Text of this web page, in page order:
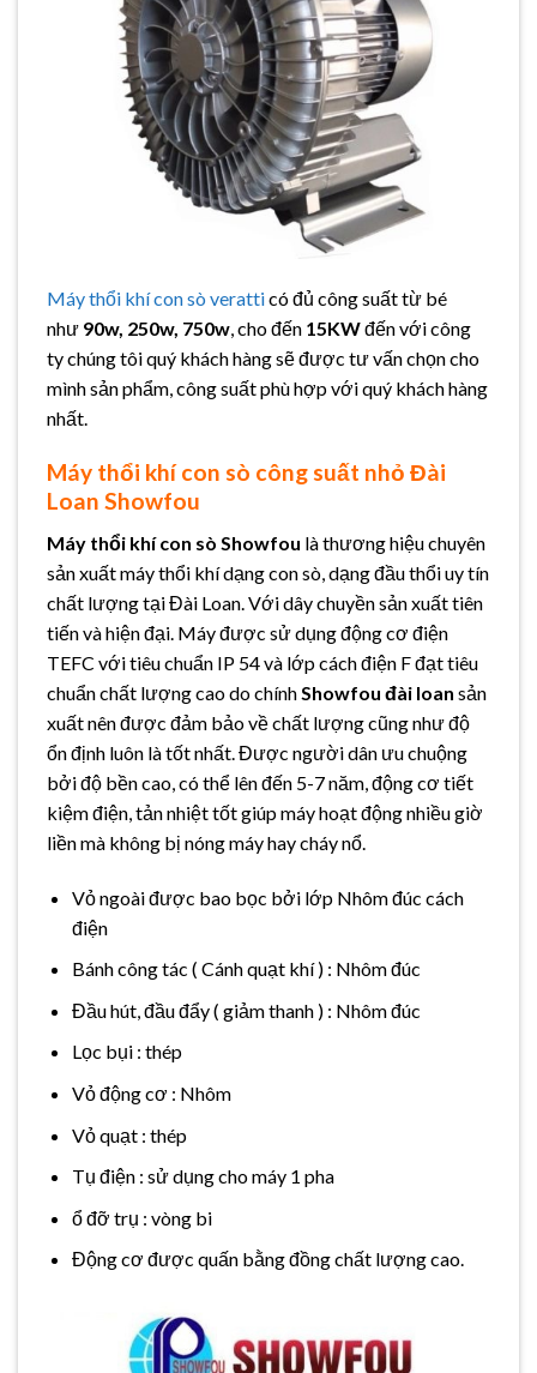
Máy thổi khí con sò veratticó đủ công suất từ bé
như 90w, 250w, 750w, cho đến 15KWđến với công
ty chúng tôi quý khách hàng sẽ được tư vấn chọn cho
mình sản phẩm, công suất phù hợp với quý khách hàng
nhất.
Máy thổi khí con sò công suất nhỏ Đài
Loan Showfou
Máy thổi khí con sò Showfou là thương hiệu chuyên
sản xuất máy thổi khí dạng con sò, dạng đầu thổi uy tín
chất lượng tại Đài Loan. Với dây chuyền sản xuất tiên
tiến và hiện đại. Máy được sử dụng động cơ điện
TEFC với tiêu chuẩn IP 54 và lớp cách điện F đạt tiêu
chuẩn chất lượng cao do chính Showfou đài loan sản
xuất nên được đảm bảo về chất lượng cũng như độ
ổn định luôn là tốt nhất. Được người dân ưu chuộng
bởi độ bền cao, có thể lên đến 5-7 năm, động cơ tiết
kiệm điện, tản nhiệt tốt giúp máy hoạt động nhiều giờ
liền mà không bị nóng máy hay cháy nổ.
Vỏ ngoài được bao bọc bởi lớp Nhôm đúc cách
điện
Bánh công tác ( Cánh quạt khí ) : Nhôm đúc
Đầu hút, đầu đẩy ( giảm thanh ) : Nhôm đúc
Lọc bụi : thép
Vỏ động cơ : Nhôm
Vỏ quạt : thép
Tụ điện : sử dụng cho máy 1 pha
ổ đỡ trụ : vòng bi
Động cơ được quấn bằng đồng chất lượng cao.